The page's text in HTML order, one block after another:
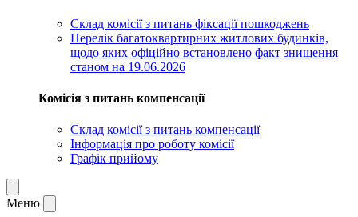
Склад комісії з питань фіксації пошкоджень
Перелік багатоквартирних житлових будинків,
щодо яких офіційно встановлено факт знищення
станом на 19.06.2026
Комісія з питань компенсації
Склад комісії з питань компенсації
Інформація про роботу комісії
Графік прийому
Меню